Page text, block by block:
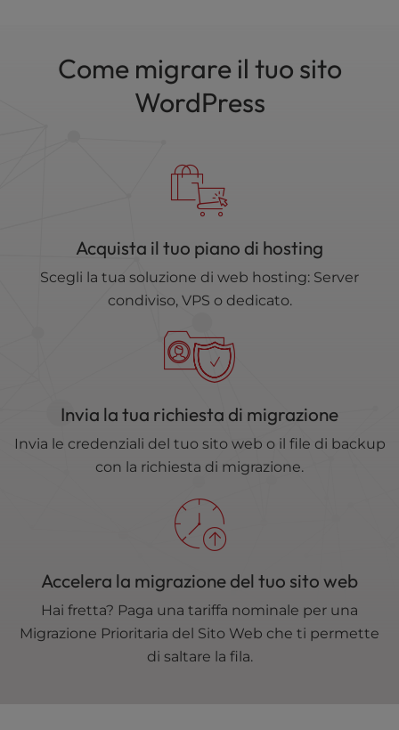
Come migrare il tuo sito
WordPress
Acquista il tuo piano di hosting
Scegli la tua soluzione di web hosting: Server
condiviso, VPS o dedicato.
Invia la tua richiesta di migrazione
Invia le credenziali del tuo sito web o il file di backup
con la richiesta di migrazione.
Accelera la migrazione del tuo sito web
Hai fretta? Paga una tariffa nominale per una
Migrazione Prioritaria del Sito Web che ti permette
di saltare la fila.